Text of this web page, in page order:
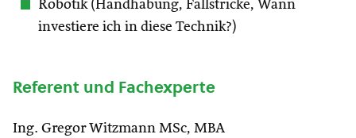
Robotik (Handhabung, Fallstricke, Wann
investiere ich in diese Technik?)
Referent und Fachexperte
Ing. Gregor Witzmann MSc, MBA